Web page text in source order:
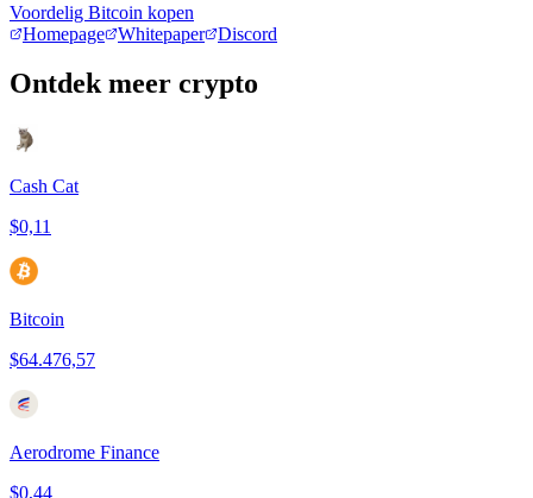
Voordelig Bitcoin kopen
Homepage
Whitepaper Discord
Ontdek meer crypto
Cash Cat
$0,11
Bitcoin
$64.476,57
Aerodrome Finance
$0,44